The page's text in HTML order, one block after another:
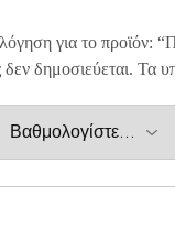
για το προϊόν:
δημοσιεύεται. Τα